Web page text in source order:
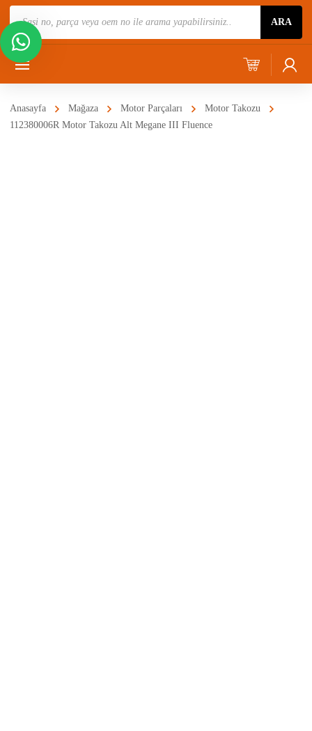
Ara
ARA
Anasayfa Mağaza Motor Parçaları
Motor Takozu
112380006R Motor Takozu Alt Megane III Fluence